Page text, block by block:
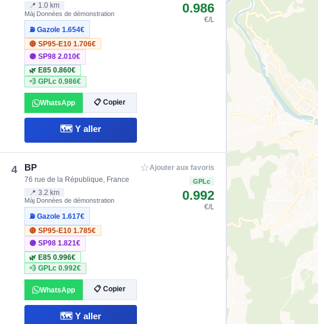
📍 1.0 km
Màj Données de démonstration
⛽ Gazole1.654€
🔴 SP95-E101.706€
🟣 SP982.010€
🌿 E850.860€
💨 GPLc0.986€
WhatsApp 📋 Copier
🗺️ Y aller
0.986
€/L
4 BP
76 rue de la République, France
📍 3.2 km
Màj Données de démonstration
⛽ Gazole1.617€
🔴 SP95-E101.785€
🟣 SP981.821€
🌿 E850.996€
💨 GPLc0.992€
WhatsApp 📋 Copier
🗺️ Y aller
☆Ajouter aux favoris
GPLc
0.992
€/L